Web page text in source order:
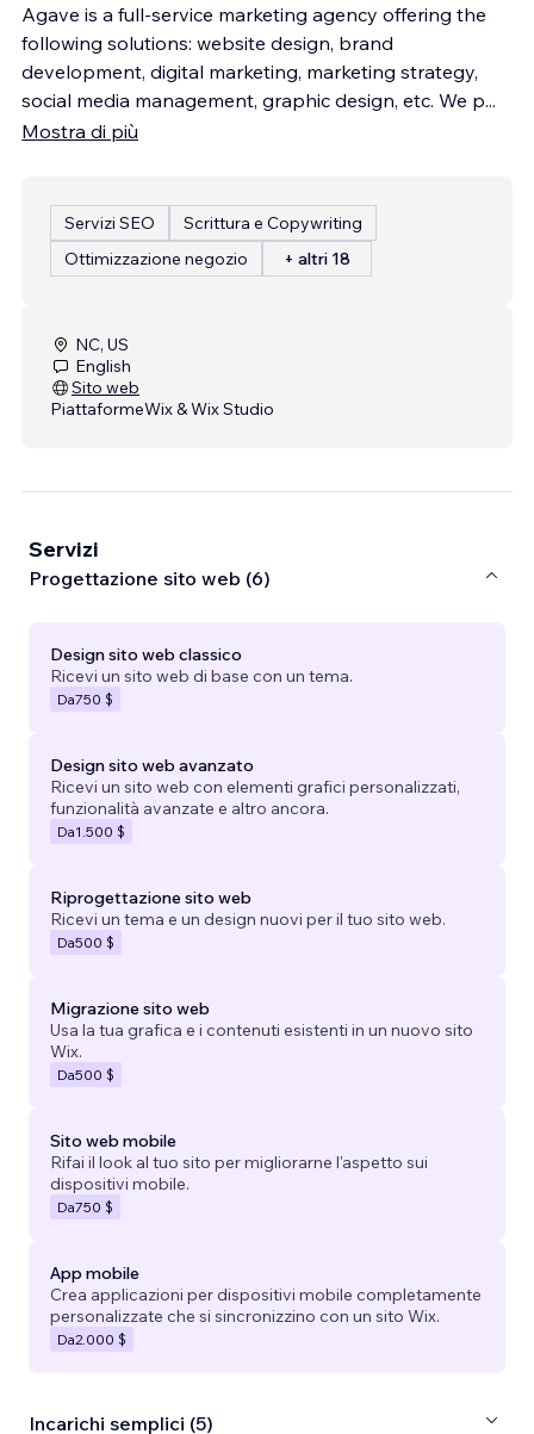
Agave is a full-service marketing agency offering the
following solutions: website design, brand
development, digital marketing, marketing strategy,
social media management, graphic design, etc. We p...
Mostra di più
Servizi SEO
Scrittura e Copywriting
Ottimizzazione negozio
+ altri 18
NC, US
English
Sito web
PiattaformeWix & Wix Studio
Servizi
Progettazione sito web (6)
Design sito web classico
Ricevi un sito web di base con un tema.
Da750 $
Design sito web avanzato
Ricevi un sito web con elementi grafici personalizzati,
funzionalità avanzate e altro ancora.
Da1.500 $
Riprogettazione sito web
Ricevi un tema e un design nuovi per il tuo sito web.
Da500 $
Migrazione sito web
Usa la tua grafica e i contenuti esistenti in un nuovo sito
Wix.
Da500 $
Sito web mobile
Rifai il look al tuo sito per migliorarne l'aspetto sui
dispositivi mobile.
Da750 $
App mobile
Crea applicazioni per dispositivi mobile completamente
personalizzate che si sincronizzino con un sito Wix.
Da2.000 $
Incarichi semplici (5)